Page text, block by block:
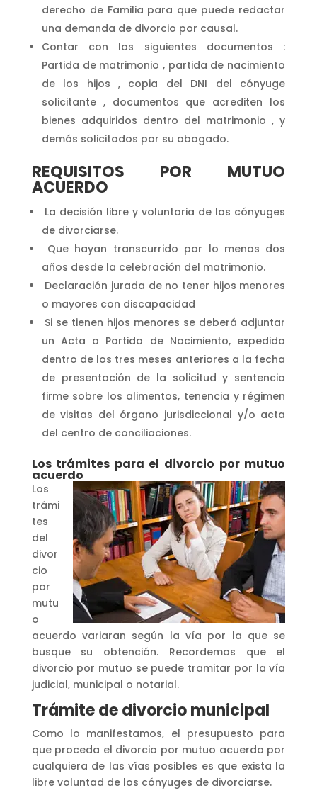
derecho de Familia para que puede redactar
una demanda de divorcio por causal.
Contar con los siguientes documentos :
Partida de matrimonio , partida de nacimiento
de los hijos , copia del DNI del cónyuge
solicitante , documentos que acrediten los
bienes adquiridos dentro del matrimonio , y
demás solicitados por su abogado.
REQUISITOS POR MUTUO
ACUERDO
La decisión libre y voluntaria de los cónyuges
de divorciarse.
Que hayan transcurrido por lo menos dos
años desde la celebración del matrimonio.
Declaración jurada de no tener hijos menores
o mayores con discapacidad
Si se tienen hijos menores se deberá adjuntar
un Acta o Partida de Nacimiento, expedida
dentro de los tres meses anteriores a la fecha
de presentación de la solicitud y sentencia
firme sobre los alimentos, tenencia y régimen
de visitas del órgano jurisdiccional y/o acta
del centro de conciliaciones.
Los trámites para el divorcio por mutuo
acuerdo
Los
trámi
tes
del
divor
cio
por
mutu
o
acuerdo variaran según la vía por la que se
busque su obtención. Recordemos que el
divorcio por mutuo se puede tramitar por la vía
judicial, municipal o notarial.
Trámite de divorcio municipal
Como lo manifestamos, el presupuesto para
que proceda el divorcio por mutuo acuerdo por
cualquiera de las vías posibles es que exista la
libre voluntad de los cónyuges de divorciarse.